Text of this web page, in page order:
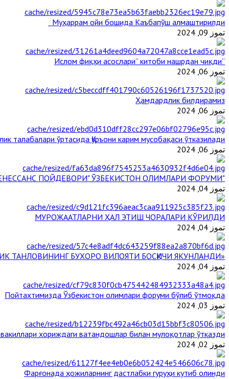
Муҳаррам ойи бошида Каъбапўш алмаштирилди
تموز 09, 2024
“Ислом фиқҳи асослари” китоби нашрдан чиқди
تموز 06, 2024
Ҳамдардлик билдирамиз
تموز 06, 2024
талабалари ўртасида Қуръони карим мусобақаси ўтказилади
تموز 06, 2024
"БУЮК АЖДОДЛАР МЕРОСИ – III РЕНЕССАНС ПОЙДЕВОРИ" ЎЗБЕКИСТОН ОЛИМЛАРИ ФОРУМИ
تموز 04, 2024
МУРОЖААТЛАРНИ ҲАЛ ЭТИШ ЧОРАЛАРИ КЎРИЛДИ
تموز 04, 2024
«ЙИЛ ИМОМИ – 2024» КЎРИК ТАНЛОВИНИНГ БУХОРО ВИЛОЯТИ БОСҚИЧИ ЯКУНЛАНДИ
تموز 04, 2024
Пойтахтимизда Ўзбекистон олимлари форуми бўлиб ўтмоқда
تموز 03, 2024
хориждаги ватандошлар билан мулоқотлар ўтказди
تموز 02, 2024
Фарғонада ҳожиларнинг дастлабки гуруҳи кутиб олинди